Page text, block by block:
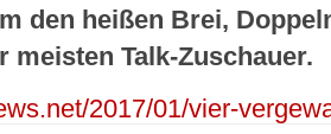
den heißen Brei,
meisten Talk-Zuschauer.
2017/01/vier-